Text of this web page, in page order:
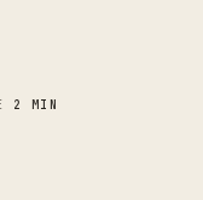
2 MIN